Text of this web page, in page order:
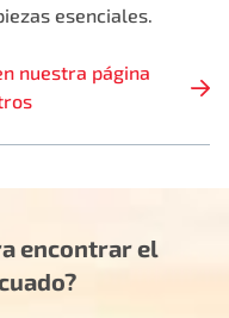
esenciales.
nuestra página
encontrar el